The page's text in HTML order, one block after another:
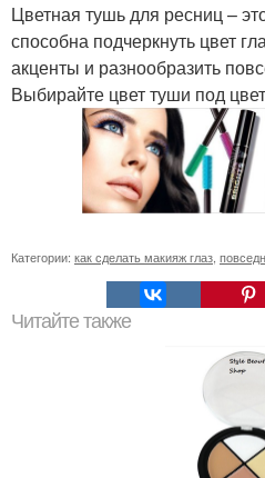
Цветная тушь для ресниц –
способна подчеркнуть цвет
акценты и разнообразить
Выбирайте цвет туши под
Категории: как сделать макияж глаз,
Читайте также